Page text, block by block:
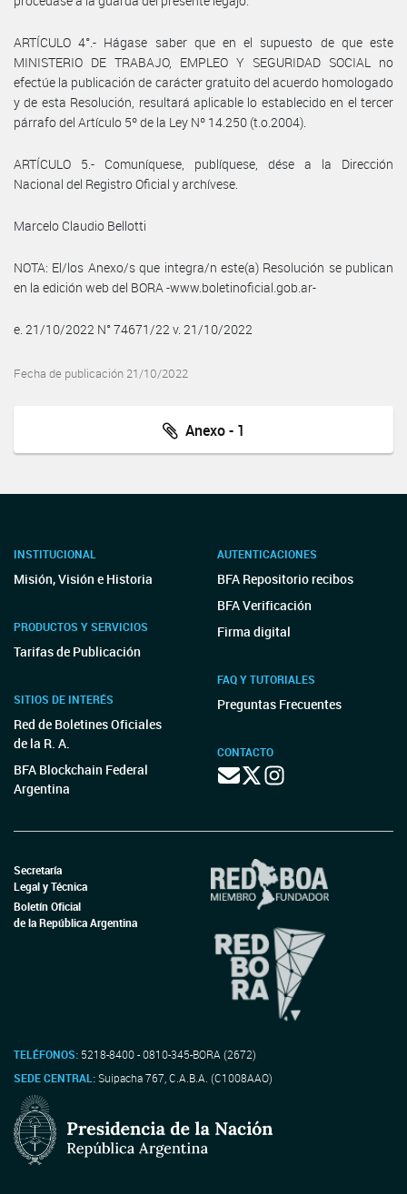
ARTÍCULO 4°.- Hágase saber que en el supuesto de que este
MINISTERIO DE TRABAJO, EMPLEO Y SEGURIDAD SOCIAL no
efectúe la publicación de carácter gratuito del acuerdo homologado
y de esta Resolución, resultará aplicable lo establecido en el tercer
párrafo del Artículo 5º de la Ley Nº 14.250 (t.o.2004).
ARTÍCULO 5.- Comuníquese, publíquese, dése a la Dirección
Nacional del Registro Oficial y archívese.
Marcelo Claudio Bellotti
NOTA: El/los Anexo/s que integra/n este(a) Resolución se publican
en la edición web del BORA -www.boletinoficial.gob.ar-
e. 21/10/2022 N° 74671/22 v. 21/10/2022
Fecha de publicación 21/10/2022
Anexo - 1
INSTITUCIONAL
Misión, Visión e Historia
PRODUCTOS Y SERVICIOS
Tarifas de Publicación
SITIOS DE INTERÉS
Red de Boletines Oficiales
de la R. A.
BFA Blockchain Federal
Argentina
AUTENTICACIONES
BFA Repositorio recibos
BFA Verificación
Firma digital
FAQ Y TUTORIALES
Preguntas Frecuentes
CONTACTO
Secretaría
Legal y Técnica
Boletín Oficial
de la República Argentina
TELÉFONOS: 5218-8400 - 0810-345-BORA (2672)
SEDE CENTRAL:Suipacha 767, C.A.B.A. (C1008AAO)